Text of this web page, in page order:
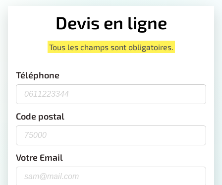
Devis en ligne
Tous les champs sont obligatoires.
Téléphone
Code postal
Votre Email